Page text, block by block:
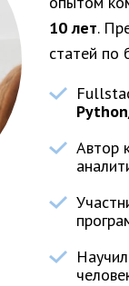
10 лет.
статей по
Автор